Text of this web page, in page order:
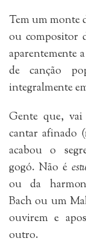
Tem um monte
ou compositor
aparentemente
de canção
integralmente
Gente que,
cantar afinado
acabou o
gogó. Não é
ou da
Bach ou um
ouvirem e
outro.